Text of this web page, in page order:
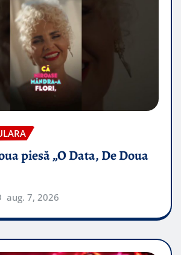
piesă „O Data, De Doua
aug. 7, 2026